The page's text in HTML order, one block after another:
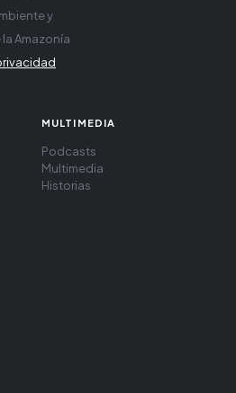
y
Amazonía
MULTIMEDIA
Podcasts
Multimedia
Historias